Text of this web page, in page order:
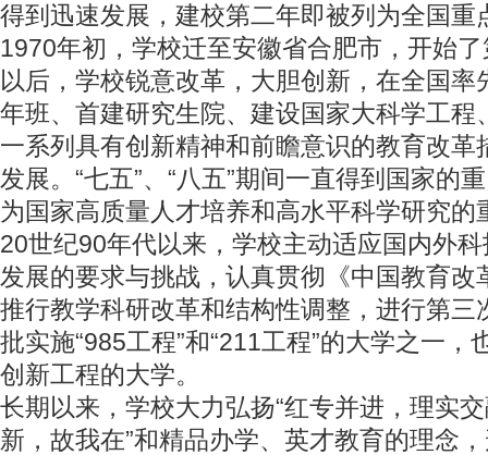
得到迅速发展，建校第二年即被列为全国重
1970年初，学校迁至安徽省合肥市，开始
以后，学校锐意改革，大胆创新，在全国
年班、首建研究生院、建设国家大科学工程
一系列具有创新精神和前瞻意识的教育改革
发展。“七五”、“八五”期间一直得到国家的
为国家高质量人才培养和高水平科学研究的
20世纪90年代以来，学校主动适应国内外
发展的要求与挑战，认真贯彻《中国教育改
推行教学科研改革和结构性调整，进行第三
批实施“985工程”和“211工程”的大学之一，
创新工程的大学。
长期以来，学校大力弘扬“红专并进，理实
新，故我在”和精品办学、英才教育的理念